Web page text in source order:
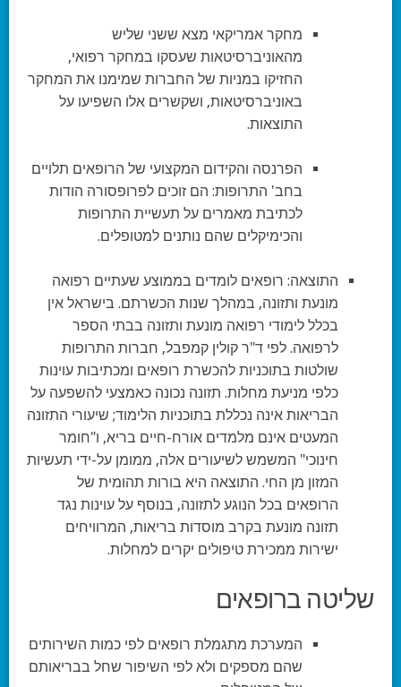
מחקר אמריקאי מצא ששני שליש
מהאוניברסיטאות שעסקו במחקר רפואי,
החזיקו במניות של החברות שמימנו את המחקר
באוניברסיטאות, ושקשרים אלו השפיעו על
התוצאות.
הפרנסה והקידום המקצועי של הרופאים תלויים
בחב' התרופות: הם זוכים לפרופסורה הודות
לכתיבת מאמרים על תעשיית התרופות
והכימיקלים שהם נותנים למטופלים.
התוצאה: רופאים לומדים בממוצע שעתיים רפואה
מונעת ותזונה, במהלך שנות הכשרתם. בישראל אין
בכלל לימודי רפואה מונעת ותזונה בבתי הספר
לרפואה. לפי ד"ר קולין קמפבל, חברות התרופות
שולטות בתוכניות להכשרת רופאים ומכתיבות עוינות
כלפי מניעת מחלות. תזונה נכונה כאמצעי להשפעה על
הבריאות אינה נכללת בתוכניות הלימוד; שיעורי התזונה
המעטים אינם מלמדים אורח-חיים בריא, ו"חומר
חינוכי" המשמש לשיעורים אלה, ממומן על-ידי תעשיות
המזון מן החי. התוצאה היא בורות תהומית של
הרופאים בכל הנוגע לתזונה, בנוסף על עוינות נגד
תזונה מונעת בקרב מוסדות בריאות, המרוויחים
ישירות ממכירת טיפולים יקרים למחלות.
שליטה ברופאים
המערכת מתגמלת רופאים לפי כמות השירותים
שהם מספקים ולא לפי השיפור שחל בבריאותם